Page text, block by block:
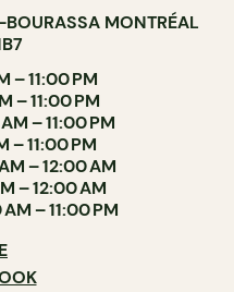
MONTRÉAL
– 11:00 PM
– 11:00 PM
– 11:00 PM
– 11:00 PM
– 12:00 AM
– 12:00 AM
– 11:00 PM